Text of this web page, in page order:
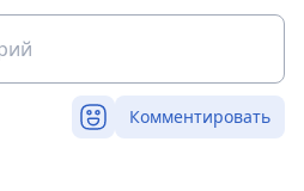
Комментировать